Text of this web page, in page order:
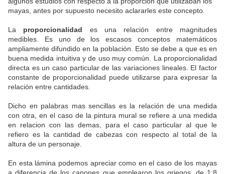
mayas, antes por supuesto necesito aclararles este concepto.
La proporcionalidad es una relación entre magnitudes
medibles. Es uno de los escasos conceptos matemáticos
ampliamente difundido en la población. Esto se debe a que es en
buena medida intuitiva y de uso muy común. La proporcionalidad
directa es un caso particular de las variaciones lineales. El factor
constante de proporcionalidad puede utilizarse para expresar la
relación entre cantidades.
Dicho en palabras mas sencillas es la relación de una medida
con otra, en el caso de la pintura mural se refiere a una medida
en relacion con las demas, para el caso particular al que le
refiero es la cantidad de cabezas con respecto al total de la
altura de un personaje.
En esta lámina podemos apreciar como en el caso de los mayas